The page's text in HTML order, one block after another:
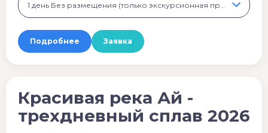
1 день Без размещения (только экскурсионная программа), 15 000 ₽
Подробнее Заявка
Красивая река Ай -
трехдневный сплав 2026